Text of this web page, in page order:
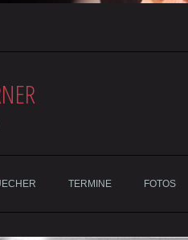
TERMINE FOTOS